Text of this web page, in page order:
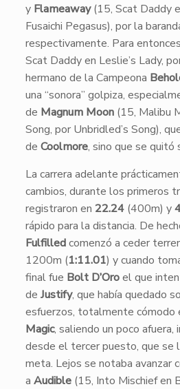
y Flameaway(15, Scat Daddy
Fusaichi Pegasus), por la
respectivamente. Para
Scat Daddy en Leslie’s Lady,
hermano de la Campeona
una “sonora” golpiza,
de Magnum Moon(15, Malibu
Song, por Unbridled’s Song),
de Coolmore, sino que se quitó
La carrera adelante
cambios, durante los primeros
registraron en 22.24(400m) y
rápido para la distancia. De
Fulfilledcomenzó a ceder
1200m (1:11.01) y cuando
final fue Bolt D’Oroel que
de Justify, que había quedado
esfuerzos, totalmente cómodo
Magic, saliendo un poco afuera,
desde el tercer puesto, que se
meta. Lejos se notaba avanzar
a Audible(15, Into Mischief en